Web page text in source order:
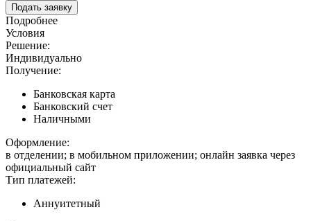
Подать заявку
Подробнее
Условия
Решение:
Индивидуально
Получение:
Банковская карта
Банковский счет
Наличными
Оформление:
в отделении; в мобильном приложении; онлайн заявка через
официальный сайт
Тип платежей:
Аннуитетный